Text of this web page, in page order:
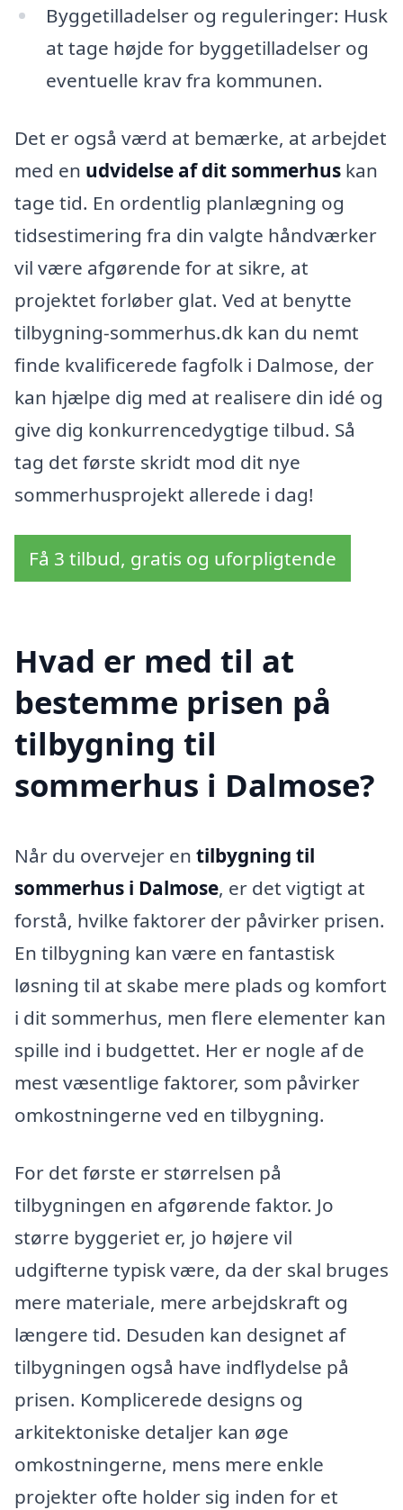
Byggetilladelser og reguleringer: Husk
at tage højde for byggetilladelser og
eventuelle krav fra kommunen.
Det er også værd at bemærke, at arbejdet
med en udvidelse af dit sommerhus kan
tage tid. En ordentlig planlægning og
tidsestimering fra din valgte håndværker
vil være afgørende for at sikre, at
projektet forløber glat. Ved at benytte
tilbygning-sommerhus.dk kan du nemt
finde kvalificerede fagfolk i Dalmose, der
kan hjælpe dig med at realisere din idé og
give dig konkurrencedygtige tilbud. Så
tag det første skridt mod dit nye
sommerhusprojekt allerede i dag!
Få 3 tilbud, gratis og uforpligtende
Hvad er med til at
bestemme prisen på
tilbygning til
sommerhus i Dalmose?
Når du overvejer en tilbygning til
sommerhus i Dalmose, er det vigtigt at
forstå, hvilke faktorer der påvirker prisen.
En tilbygning kan være en fantastisk
løsning til at skabe mere plads og komfort
i dit sommerhus, men flere elementer kan
spille ind i budgettet. Her er nogle af de
mest væsentlige faktorer, som påvirker
omkostningerne ved en tilbygning.
For det første er størrelsen på
tilbygningen en afgørende faktor. Jo
større byggeriet er, jo højere vil
udgifterne typisk være, da der skal bruges
mere materiale, mere arbejdskraft og
længere tid. Desuden kan designet af
tilbygningen også have indflydelse på
prisen. Komplicerede designs og
arkitektoniske detaljer kan øge
omkostningerne, mens mere enkle
projekter ofte holder sig inden for et